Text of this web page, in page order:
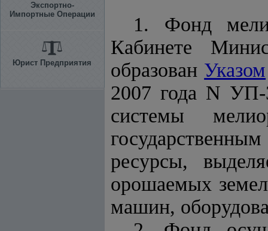
Экспортно-
Импортные Операции
Юрист Предприятия
1. Фонд
Кабинете
образован Указом
2007 года N УП-
системы
ресурсы,
орошаемых
машин,